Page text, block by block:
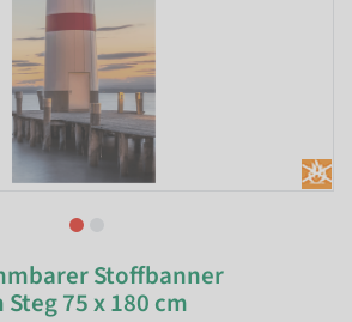
Stoffbanner
75 x 180 cm